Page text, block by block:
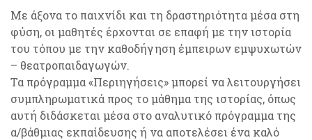
Με άξονα το παιχνίδι και τη δραστηριότητα μέσα στη
φύση, οι μαθητές έρχονται σε επαφή με την ιστορία
του τόπου με την καθοδήγηση έμπειρων εμψυχωτών
– θεατροπαιδαγωγών.
Τα πρόγραμμα «Περιηγήσεις» μπορεί να λειτουργήσει
συμπληρωματικά προς το μάθημα της ιστορίας, όπως
αυτή διδάσκεται μέσα στο αναλυτικό πρόγραμμα της
α/βάθμιας εκπαίδευσης ή να αποτελέσει ένα καλό